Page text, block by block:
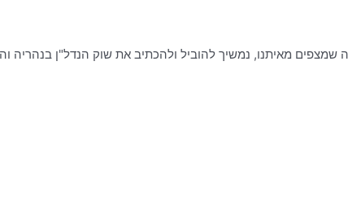
מאיתנו, נמשיך להוביל ולהכתיב את שוק הנדל"ן בנהריה